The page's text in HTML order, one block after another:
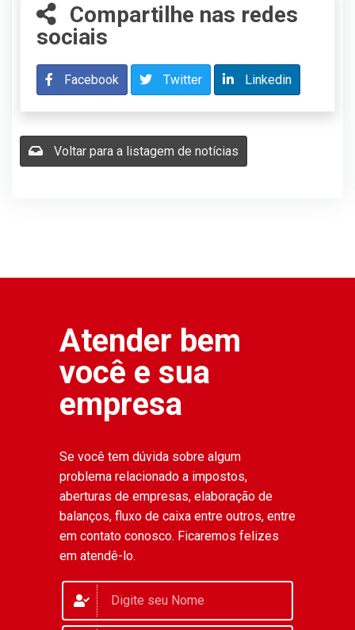
Compartilhe nas redes
sociais
Facebook Twitter Linkedin
Voltar para a listagem de notícias
Atender bem
você e sua
empresa
Se você tem dúvida sobre algum
problema relacionado a impostos,
aberturas de empresas, elaboração de
balanços, fluxo de caixa entre outros, entre
em contato conosco. Ficaremos felizes
em atendê-lo.